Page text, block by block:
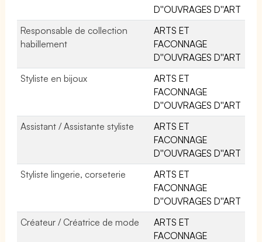
D''OUVRAGES D''ART
Responsable de collection
habillement
ARTS ET
FACONNAGE
D''OUVRAGES D''ART
Styliste en bijoux
ARTS ET
FACONNAGE
D''OUVRAGES D''ART
Assistant / Assistante styliste
ARTS ET
FACONNAGE
D''OUVRAGES D''ART
Styliste lingerie, corseterie
ARTS ET
FACONNAGE
D''OUVRAGES D''ART
Créateur / Créatrice de mode
ARTS ET
FACONNAGE